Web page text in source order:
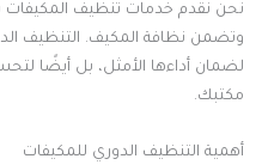
نحن نقدم خدمات تنظيف المكيفات
وتضمن نظافة المكيف. التنظيف
لضمان أداءها الأمثل، بل أيضًا
مكتبك.
أهمية التنظيف الدوري للمكيفات